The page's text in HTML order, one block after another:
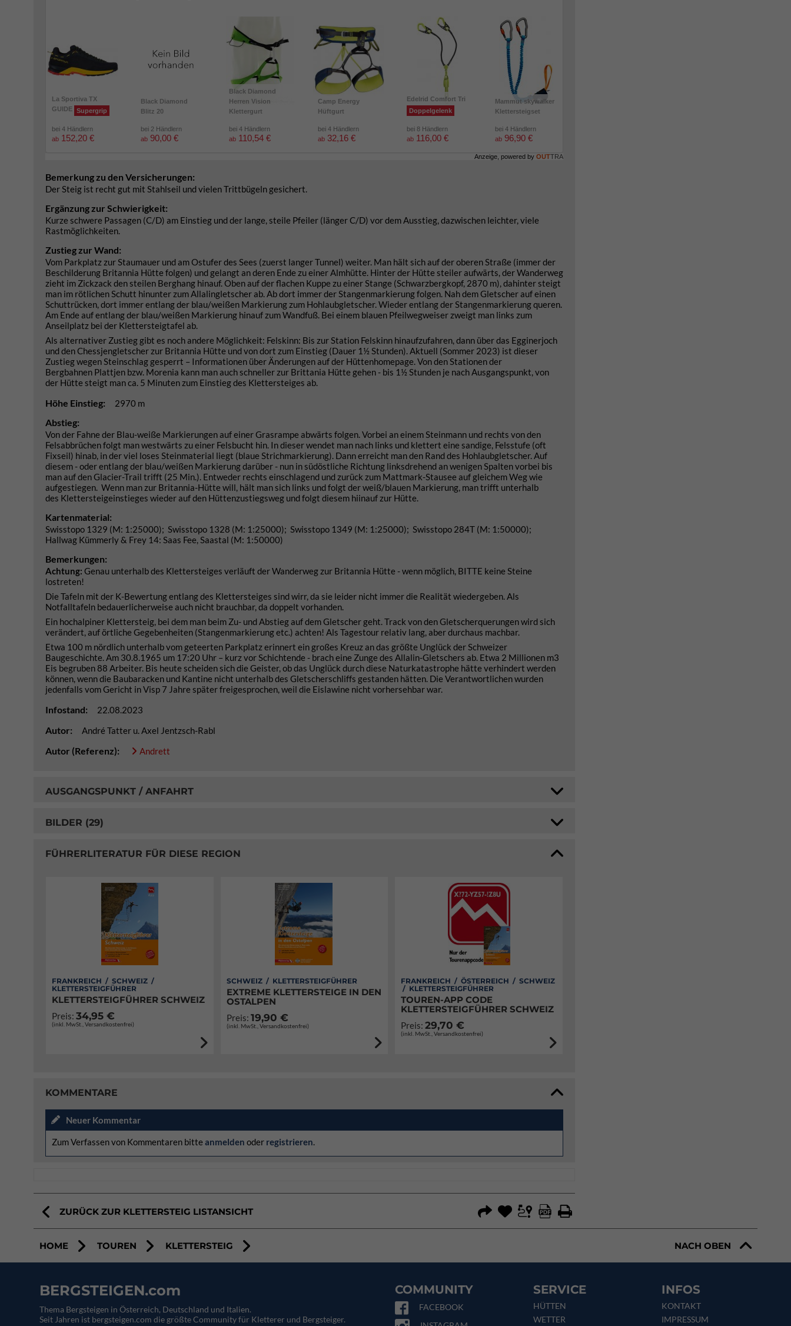
La Sportiva TX
GUIDE Supergrip
bei 4 Händlern
ab 152,20 €
Black Diamond
Blitz 20
bei 2 Händlern
ab 90,00 €
Black Diamond
Herren Vision
Klettergurt
bei 4 Händlern
ab 110,54 €
Camp Energy
Hüftgurt
bei 4 Händlern
ab 32,16 €
Edelrid Comfort Tri
Doppelgelenk
bei 8 Händlern
ab 116,00 €
Mammut skywalker
Klettersteigset
bei 4 Händlern
ab 96,90 €
Anzeige, powered by OUTTRA
Bemerkung zu den Versicherungen:
Der Steig ist recht gut mit Stahlseil und vielen Trittbügeln gesichert.
Ergänzung zur Schwierigkeit:
Kurze schwere Passagen (C/D) am Einstieg und der lange, steile Pfeiler (länger C/D) vor dem Ausstieg, dazwischen leichter, viele
Rastmöglichkeiten.
Zustieg zur Wand:
Vom Parkplatz zur Staumauer und am Ostufer des Sees (zuerst langer Tunnel) weiter. Man hält sich auf der oberen Straße (immer der
Beschilderung Britannia Hütte folgen) und gelangt an deren Ende zu einer Almhütte. Hinter der Hütte steiler aufwärts, der Wanderweg
zieht im Zickzack den steilen Berghang hinauf. Oben auf der flachen Kuppe zu einer Stange (Schwarzbergkopf, 2870 m), dahinter steigt
man im rötlichen Schutt hinunter zum Allalingletscher ab. Ab dort immer der Stangenmarkierung folgen. Nah dem Gletscher auf einen
Schuttrücken, dort immer entlang der blau/weißen Markierung zum Hohlaubgletscher. Wieder entlang der Stangenmarkierung queren.
Am Ende auf entlang der blau/weißen Markierung hinauf zum Wandfuß. Bei einem blauen Pfeilwegweiser zweigt man links zum
Anseilplatz bei der Klettersteigtafel ab.
Als alternativer Zustieg gibt es noch andere Möglichkeit: Felskinn: Bis zur Station Felskinn hinaufzufahren, dann über das Egginerjoch
und den Chessjengletscher zur Britannia Hütte und von dort zum Einstieg (Dauer 1½ Stunden). Aktuell (Sommer 2023) ist dieser
Zustieg wegen Steinschlag gesperrt – Informationen über Änderungen auf der Hüttenhomepage. Von den Stationen der
Bergbahnen Plattjen bzw. Morenia kann man auch schneller zur Brittania Hütte gehen - bis 1½ Stunden je nach Ausgangspunkt, von
der Hütte steigt man ca. 5 Minuten zum Einstieg des Klettersteiges ab.
Höhe Einstieg: 2970 m
Abstieg:
Von der Fahne der Blau-weiße Markierungen auf einer Grasrampe abwärts folgen. Vorbei an einem Steinmann und rechts von den
Felsabbrüchen folgt man westwärts zu einer Felsbucht hin. In dieser wendet man nach links und klettert eine sandige, Felsstufe (oft
Fixseil) hinab, in der viel loses Steinmaterial liegt (blaue Strichmarkierung). Dann erreicht man den Rand des Hohlaubgletscher. Auf
diesem - oder entlang der blau/weißen Markierung darüber - nun in südöstliche Richtung linksdrehend an wenigen Spalten vorbei bis
man auf den Glacier-Trail trifft (25 Min.). Entweder rechts einschlagend und zurück zum Mattmark-Stausee auf gleichem Weg wie
aufgestiegen. Wenn man zur Britannia-Hütte will, hält man sich links und folgt der weiß/blauen Markierung, man trifft unterhalb
des Klettersteigeinstieges wieder auf den Hüttenzustiegsweg und folgt diesem hiinauf zur Hütte.
Kartenmaterial:
Swisstopo 1329 (M: 1:25000); Swisstopo 1328 (M: 1:25000); Swisstopo 1349 (M: 1:25000); Swisstopo 284T (M: 1:50000);
Hallwag Kümmerly & Frey 14: Saas Fee, Saastal (M: 1:50000)
Bemerkungen:
Achtung: Genau unterhalb des Klettersteiges verläuft der Wanderweg zur Britannia Hütte - wenn möglich, BITTE keine Steine
lostreten!
Die Tafeln mit der K-Bewertung entlang des Klettersteiges sind wirr, da sie leider nicht immer die Realität wiedergeben. Als
Notfalltafeln bedauerlicherweise auch nicht brauchbar, da doppelt vorhanden.
Ein hochalpiner Klettersteig, bei dem man beim Zu- und Abstieg auf dem Gletscher geht. Track von den Gletscherquerungen wird sich
verändert, auf örtliche Gegebenheiten (Stangenmarkierung etc.) achten! Als Tagestour relativ lang, aber durchaus machbar.
Etwa 100 m nördlich unterhalb vom geteerten Parkplatz erinnert ein großes Kreuz an das größte Unglück der Schweizer
Baugeschichte. Am 30.8.1965 um 17:20 Uhr – kurz vor Schichtende - brach eine Zunge des Allalin-Gletschers ab. Etwa 2 Millionen m3
Eis begruben 88 Arbeiter. Bis heute scheiden sich die Geister, ob das Unglück durch diese Naturkatastrophe hätte verhindert werden
können, wenn die Baubaracken und Kantine nicht unterhalb des Gletscherschliffs gestanden hätten. Die Verantwortlichen wurden
jedenfalls vom Gericht in Visp 7 Jahre später freigesprochen, weil die Eislawine nicht vorhersehbar war.
Infostand: 22.08.2023
Autor: André Tatter u. Axel Jentzsch-Rabl
Autor (Referenz): Andrett
AUSGANGSPUNKT / ANFAHRT
BILDER (29)
FÜHRERLITERATUR FÜR DIESE REGION
FRANKREICH / SCHWEIZ /
KLETTERSTEIGFÜHRER
KLETTERSTEIGFÜHRER SCHWEIZ
Preis: 34,95 €
(inkl. MwSt., Versandkostenfrei)
SCHWEIZ / KLETTERSTEIGFÜHRER
EXTREME KLETTERSTEIGE IN DEN
OSTALPEN
Preis: 19,90 €
(inkl. MwSt., Versandkostenfrei)
FRANKREICH / ÖSTERREICH / SCHWEIZ
/ KLETTERSTEIGFÜHRER
TOUREN-APP CODE
KLETTERSTEIGFÜHRER SCHWEIZ
Preis:29,70 €
(inkl. MwSt., Versandkostenfrei)
KOMMENTARE
Neuer Kommentar
Zum Verfassen von Kommentaren bitte anmelden oder registrieren.
ZURÜCK ZUR KLETTERSTEIG LISTANSICHT
HOME TOUREN KLETTERSTEIG NACH OBEN
BERGSTEIGEN.com
Thema Bergsteigen in Österreich, Deutschland und Italien.
Seit Jahren ist bergsteigen.com die größte Community für Kletterer und Bergsteiger.
COMMUNITY
FACEBOOK
SERVICE
HÜTTEN
WETTER
INFOS
KONTAKT
IMPRESSUM